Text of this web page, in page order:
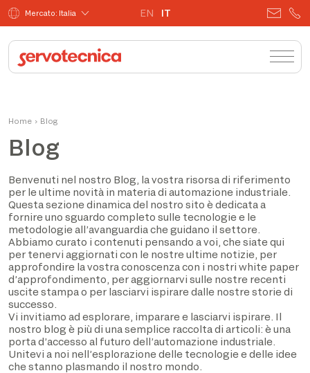
Mercato: Italia EN IT
Home › Blog
Blog
Benvenuti nel nostro Blog, la vostra risorsa di riferimento
per le ultime novità in materia di automazione industriale.
Questa sezione dinamica del nostro sito è dedicata a
fornire uno sguardo completo sulle tecnologie e le
metodologie all’avanguardia che guidano il settore.
Abbiamo curato i contenuti pensando a voi, che siate qui
per tenervi aggiornati con le nostre ultime notizie, per
approfondire la vostra conoscenza con i nostri white paper
d’approfondimento, per aggiornarvi sulle nostre recenti
uscite stampa o per lasciarvi ispirare dalle nostre storie di
successo.
Vi invitiamo ad esplorare, imparare e lasciarvi ispirare. Il
nostro blog è più di una semplice raccolta di articoli: è una
porta d’accesso al futuro dell’automazione industriale.
Unitevi a noi nell’esplorazione delle tecnologie e delle idee
che stanno plasmando il nostro mondo.